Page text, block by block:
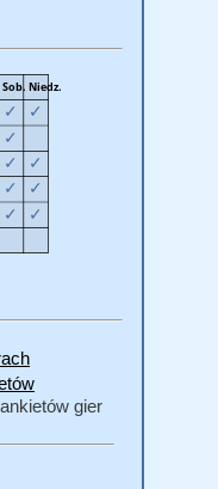
gier